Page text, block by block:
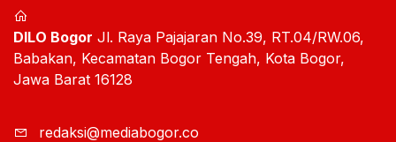
DILO Bogor Jl. Raya Pajajaran No.39, RT.04/RW.06,
Babakan, Kecamatan Bogor Tengah, Kota Bogor,
Jawa Barat 16128
redaksi@mediabogor.co